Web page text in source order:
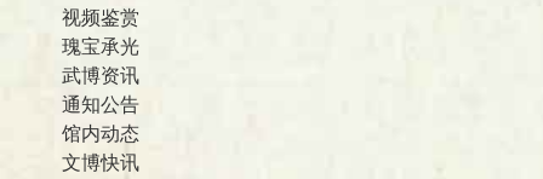
视频鉴赏
瑰宝承光
武博资讯
通知公告
馆内动态
文博快讯